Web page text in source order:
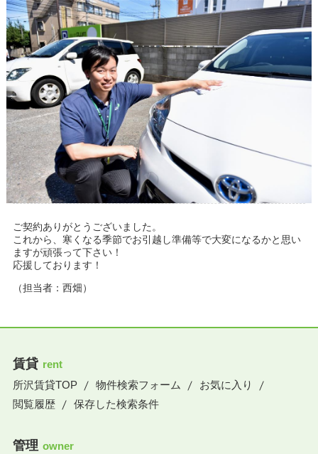
ご契約ありがとうございました。
これから、寒くなる季節でお引越し準備等で大変になるかと思い
ますが頑張って下さい！
応援しております！
（担当者：西畑）
賃貸 rent
所沢賃貸TOP
物件検索フォーム
お気に入り
閲覧履歴
保存した検索条件
管理 owner